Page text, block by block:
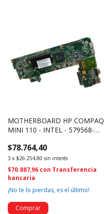
MOTHERBOARD HP COMPAQ
MINI 110 - INTEL - 579568-
$78.764,40
3 x $26.254,80 sin interés
$70.887,96 con Transferencia
bancaria
¡No te lo pierdas, es el último!